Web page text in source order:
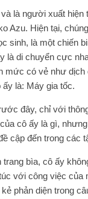
là người xuất hiện
Azu. Hiện tại,
sinh, là một chiến
là di chuyển cực
mức có vẻ như
là: Máy gia tốc.
đây, chỉ với
cô ấy là gì,
cập đến trong các
trang bìa, cô ấy
với công việc của
phản diện trong